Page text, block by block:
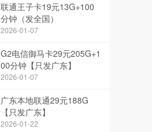
联通王子卡19元13G+100
分钟（发全国）
2026-01-07
G2电信御马卡29元205G+1
00分钟【只发广东】
2026-01-07
广东本地联通29元188G
【只发广东】
2026-01-22